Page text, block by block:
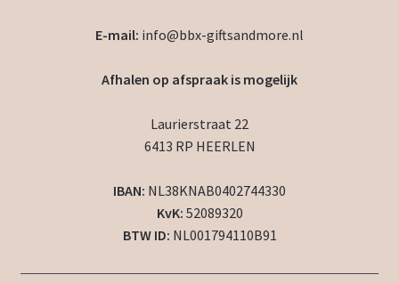
E-mail: info@bbx-giftsandmore.nl
Afhalen op afspraak is mogelijk
Laurierstraat 22
6413 RP HEERLEN
IBAN: NL38KNAB0402744330
KvK: 52089320
BTW ID: NL001794110B91